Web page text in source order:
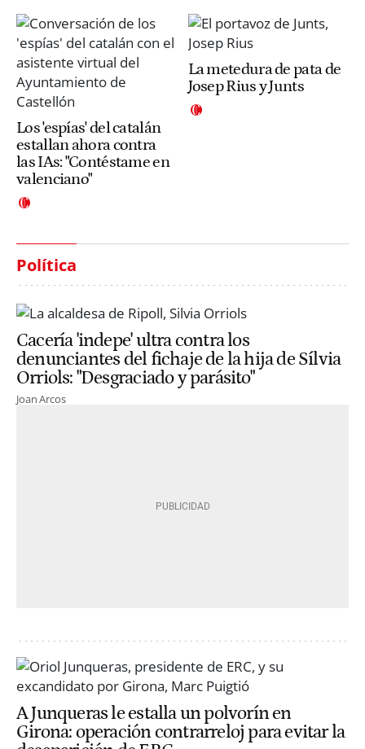
Los 'espías' del catalán
estallan ahora contra
las IAs: "Contéstame en
valenciano"
La metedura de pata de
Josep Rius y Junts
Política
Cacería 'indepe' ultra contra los
denunciantes del fichaje de la hija de Sílvia
Orriols: "Desgraciado y parásito"
Joan Arcos
A Junqueras le estalla un polvorín en
Girona: operación contrarreloj para evitar la